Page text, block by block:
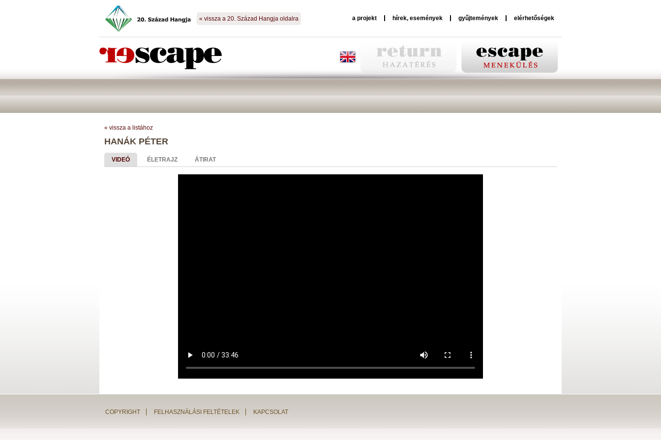
« vissza a 20. Század Hangja oldalra elérhetőségek
gyűjtemények
hírek, események
a projekt
« vissza a listához
HANÁK PÉTER
VIDEÓ ÉLETRAJZ ÁTIRAT
COPYRIGHT FELHASZNÁLÁSI FELTÉTELEK KAPCSOLAT